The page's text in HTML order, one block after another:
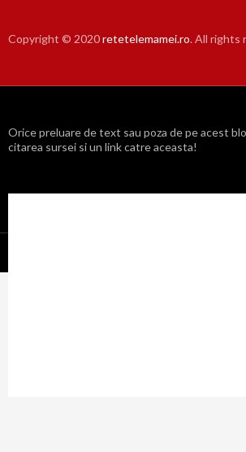
Copyright © 2020retetelemamei.ro. All rights
Orice preluare de text sau poza de pe acest
citarea sursei si un link catre aceasta!